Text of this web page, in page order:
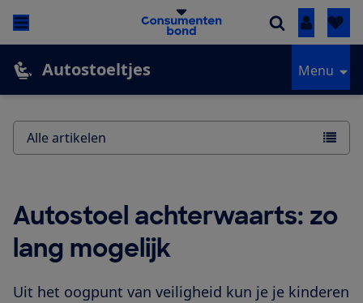
Inloggen
Autostoeltjes Menu
Autostoel achterwaarts: zo
lang mogelijk
Uit het oogpunt van veiligheid kun je je kinderen
Alle artikelen